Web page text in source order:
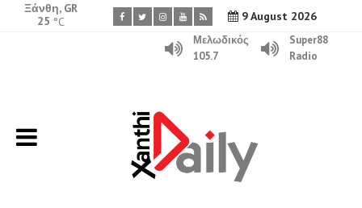
9 August 2026
Ξάνθη, GR
25 °C
Μελωδικός
105.7
Super88
Radio